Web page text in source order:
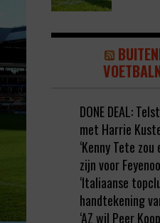
DONE DEAL:
met Harrie
‘Kenny Tete
zijn voor
‘Italiaanse
handtekening
‘AZ wil Peer